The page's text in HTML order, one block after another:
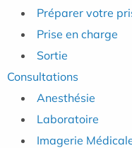
Préparer votre
Prise en charge
Sortie
Consultations
Anesthésie
Laboratoire
Imagerie